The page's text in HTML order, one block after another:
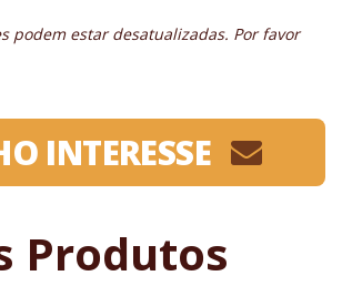
podem estar desatualizadas. Por favor
INTERESSE
Produtos